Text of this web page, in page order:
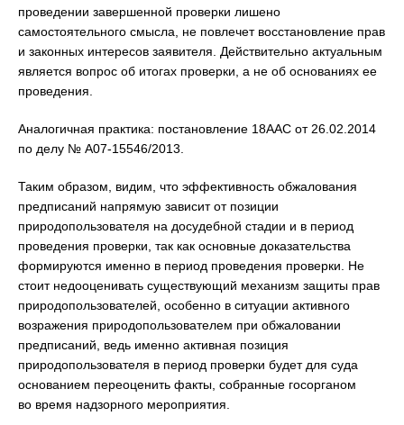
проведении завершенной проверки лишено
самостоятельного смысла, не повлечет восстановление прав
и законных интересов заявителя. Действительно актуальным
является вопрос об итогах проверки, а не об основаниях ее
проведения.
Аналогичная практика: постановление 18ААС от 26.02.2014
по делу № А07-15546/2013.
Таким образом, видим, что эффективность обжалования
предписаний напрямую зависит от позиции
природопользователя на досудебной стадии и в период
проведения проверки, так как основные доказательства
формируются именно в период проведения проверки. Не
стоит недооценивать существующий механизм защиты прав
природопользователей, особенно в ситуации активного
возражения природопользователем при обжаловании
предписаний, ведь именно активная позиция
природопользователя в период проверки будет для суда
основанием переоценить факты, собранные госорганом
во время надзорного мероприятия.